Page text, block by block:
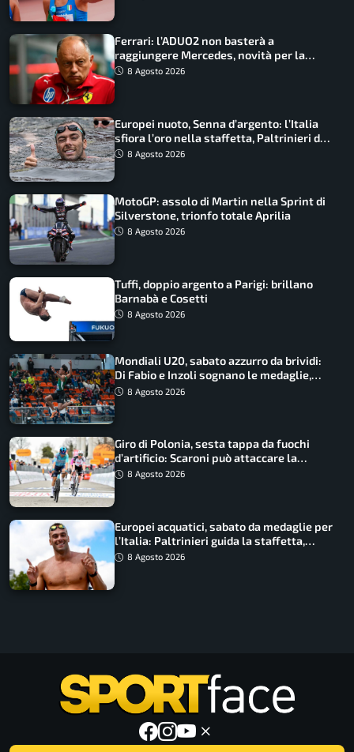
Ferrari: l’ADUO2 non basterà a
raggiungere Mercedes, novità per la
Macarena
8 Agosto 2026
Europei nuoto, Senna d’argento: l’Italia
sfiora l’oro nella staffetta, Paltrinieri da
urlo, il bilancio azzurro
8 Agosto 2026
MotoGP: assolo di Martin nella Sprint di
Silverstone, trionfo totale Aprilia
8 Agosto 2026
Tuffi, doppio argento a Parigi: brillano
Barnabà e Cosetti
8 Agosto 2026
Mondiali U20, sabato azzurro da brividi:
Di Fabio e Inzoli sognano le medaglie,
Castellani e Succo in finale
8 Agosto 2026
Giro di Polonia, sesta tappa da fuochi
d’artificio: Scaroni può attaccare la
maglia di Lemmen
8 Agosto 2026
Europei acquatici, sabato da medaglie per
l’Italia: Paltrinieri guida la staffetta,
Barnabà sogna l’oro dalle grandi altezze
8 Agosto 2026